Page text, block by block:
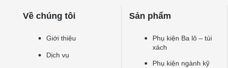
Về chúng tôi
Giới thiệu
Dịch vụ
Sản phẩm
Phụ kiện Ba lô – túi
xách
Phụ kiện ngành kỹ